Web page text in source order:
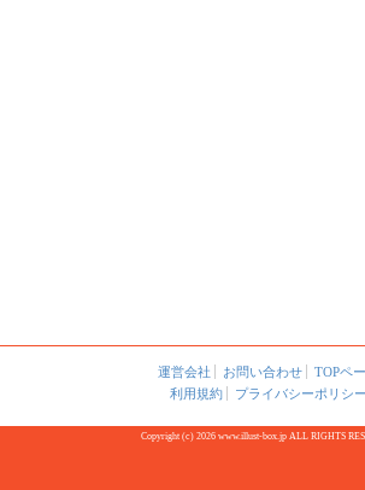
運営会社 お問い合わせ
TOPペ
利用規約
プライバシーポリシー
Copyright (c) 2026 www.illust-box.jp ALL RIGHTS